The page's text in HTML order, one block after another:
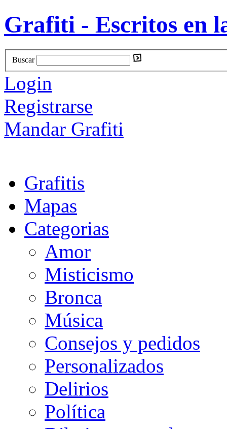
Grafiti - Escritos en
Buscar
Login
Registrarse
Mandar Grafiti
Grafitis
Mapas
Categorias
Amor
Misticismo
Bronca
Música
Consejos y pedidos
Personalizados
Delirios
Política